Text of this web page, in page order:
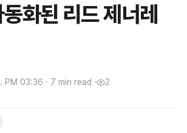
화된 리드 제너레
PM 03:36 · 7 min read · 2